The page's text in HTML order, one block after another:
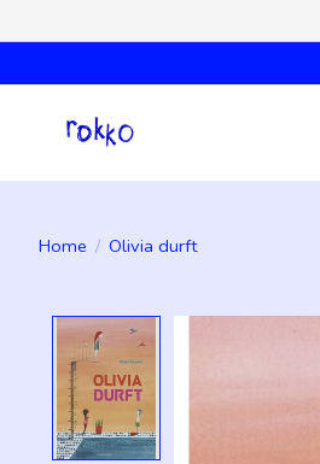
Home / Olivia durft